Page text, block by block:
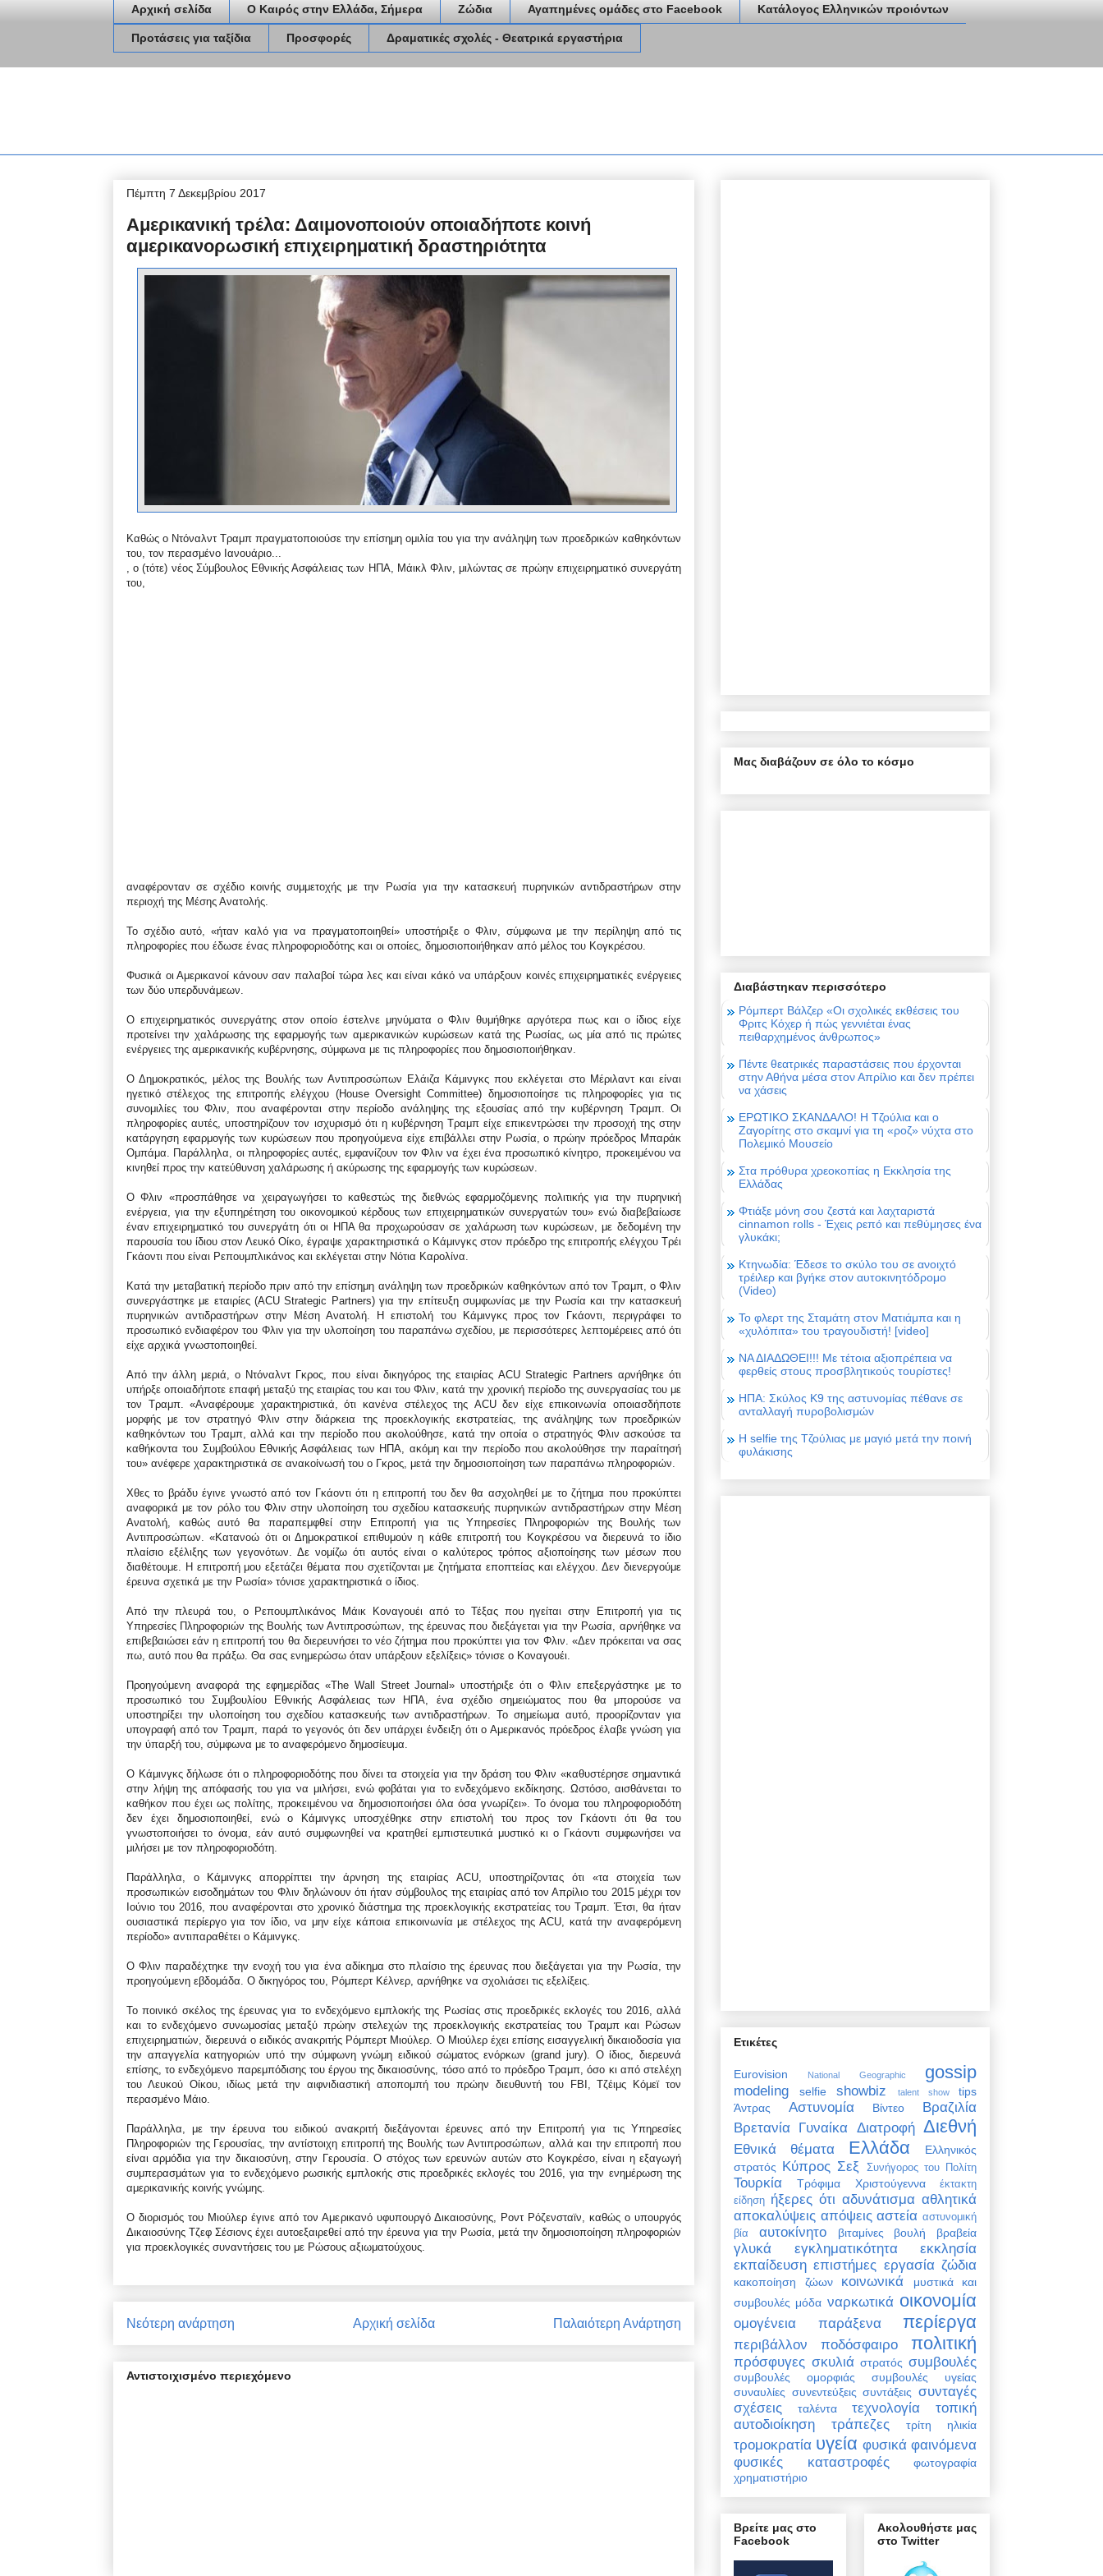
Αρχική σελίδα Ο Καιρός στην Ελλάδα, Σήμερα Ζώδια Αγαπημένες ομάδες στο Facebook Κατάλογος Ελληνικών προιόντων
Προτάσεις για ταξίδια Προσφορές Δραματικές σχολές - Θεατρικά εργαστήρια
Πέμπτη 7 Δεκεμβρίου 2017
Αμερικανική τρέλα: Δαιμονοποιούν οποιαδήποτε κοινή
αμερικανορωσική επιχειρηματική δραστηριότητα
Καθώς ο Ντόναλντ Τραμπ πραγματοποιούσε την επίσημη ομιλία του για την ανάληψη των προεδρικών καθηκόντων
του, τον περασμένο Ιανουάριο...
, ο (τότε) νέος Σύμβουλος Εθνικής Ασφάλειας των ΗΠΑ, Μάικλ Φλιν, μιλώντας σε πρώην επιχειρηματικό συνεργάτη
του,
αναφέρονταν σε σχέδιο κοινής συμμετοχής με την Ρωσία για την κατασκευή πυρηνικών αντιδραστήρων στην
περιοχή της Μέσης Ανατολής.
Το σχέδιο αυτό, «ήταν καλό για να πραγματοποιηθεί» υποστήριξε ο Φλιν, σύμφωνα με την περίληψη από τις
πληροφορίες που έδωσε ένας πληροφοριοδότης και οι οποίες, δημοσιοποιήθηκαν από μέλος του Κογκρέσου.
Φυσικά οι Αμερικανοί κάνουν σαν παλαβοί τώρα λες και είναι κάκό να υπάρξουν κοινές επιχειρηματικές ενέργειες
των δύο υπερδυνάμεων.
Ο επιχειρηματικός συνεργάτης στον οποίο έστελνε μηνύματα ο Φλιν θυμήθηκε αργότερα πως και ο ίδιος είχε
προτείνει την χαλάρωσης της εφαρμογής των αμερικανικών κυρώσεων κατά της Ρωσίας, ως μία από τις πρώτες
ενέργειες της αμερικανικής κυβέρνησης, σύμφωνα με τις πληροφορίες που δημοσιοποιήθηκαν.
Ο Δημοκρατικός, μέλος της Βουλής των Αντιπροσώπων Ελάιζα Κάμινγκς που εκλέγεται στο Μέριλαντ και είναι
ηγετικό στέλεχος της επιτροπής ελέγχου (House Oversight Committee) δημοσιοποίησε τις πληροφορίες για τις
συνομιλίες του Φλιν, που αναφέρονται στην περίοδο ανάληψης της εξουσίας από την κυβέρνηση Τραμπ. Οι
πληροφορίες αυτές, υποστηρίζουν τον ισχυρισμό ότι η κυβέρνηση Τραμπ είχε επικεντρώσει την προσοχή της στην
κατάργηση εφαρμογής των κυρώσεων που προηγούμενα είχε επιβάλλει στην Ρωσία, ο πρώην πρόεδρος Μπαράκ
Ομπάμα. Παράλληλα, οι πληροφορίες αυτές, εμφανίζουν τον Φλιν να έχει ένα προσωπικό κίνητρο, προκειμένου να
κινηθεί προς την κατεύθυνση χαλάρωσης ή ακύρωσης της εφαρμογής των κυρώσεων.
Ο Φλιν «προσπάθησε να χειραγωγήσει το καθεστώς της διεθνώς εφαρμοζόμενης πολιτικής για την πυρηνική
ενέργεια, για την εξυπηρέτηση του οικονομικού κέρδους των επιχειρηματικών συνεργατών του» ενώ διαβεβαίωσε
έναν επιχειρηματικό του συνεργάτη ότι οι ΗΠΑ θα προχωρούσαν σε χαλάρωση των κυρώσεων, με δεδομένη την
παρουσία του ίδιου στον Λευκό Οίκο, έγραψε χαρακτηριστικά ο Κάμινγκς στον πρόεδρο της επιτροπής ελέγχου Τρέι
Γκάοντι που είναι Ρεπουμπλικάνος και εκλέγεται στην Νότια Καρολίνα.
Κατά την μεταβατική περίοδο πριν από την επίσημη ανάληψη των προεδρικών καθηκόντων από τον Τραμπ, ο Φλιν
συνεργάστηκε με εταιρίες (ACU Strategic Partners) για την επίτευξη συμφωνίας με την Ρωσία και την κατασκευή
πυρηνικών αντιδραστήρων στην Μέση Ανατολή. Η επιστολή του Κάμινγκς προς τον Γκάοντι, περιγράφει το
προσωπικό ενδιαφέρον του Φλιν για την υλοποίηση του παραπάνω σχεδίου, με περισσότερες λεπτομέρειες από ότι
είχε αρχικά γνωστοποιηθεί.
Από την άλλη μεριά, ο Ντόναλντ Γκρος, που είναι δικηγόρος της εταιρίας ACU Strategic Partners αρνήθηκε ότι
υπήρξε οποιαδήποτε επαφή μεταξύ της εταιρίας του και του Φλιν, κατά την χρονική περίοδο της συνεργασίας του με
τον Τραμπ. «Αναφέρουμε χαρακτηριστικά, ότι κανένα στέλεχος της ACU δεν είχε επικοινωνία οποιασδήποτε
μορφής με τον στρατηγό Φλιν στην διάρκεια της προεκλογικής εκστρατείας, της ανάληψης των προεδρικών
καθηκόντων του Τραμπ, αλλά και την περίοδο που ακολούθησε, κατά την οποία ο στρατηγός Φλιν ασκούσε τα
καθήκοντα του Συμβούλου Εθνικής Ασφάλειας των ΗΠΑ, ακόμη και την περίοδο που ακολούθησε την παραίτησή
του» ανέφερε χαρακτηριστικά σε ανακοίνωσή του ο Γκρος, μετά την δημοσιοποίηση των παραπάνω πληροφοριών.
Χθες το βράδυ έγινε γνωστό από τον Γκάοντι ότι η επιτροπή του δεν θα ασχοληθεί με το ζήτημα που προκύπτει
αναφορικά με τον ρόλο του Φλιν στην υλοποίηση του σχεδίου κατασκευής πυρηνικών αντιδραστήρων στην Μέση
Ανατολή, καθώς αυτό θα παραπεμφθεί στην Επιτροπή για τις Υπηρεσίες Πληροφοριών της Βουλής των
Αντιπροσώπων. «Κατανοώ ότι οι Δημοκρατικοί επιθυμούν η κάθε επιτροπή του Κογκρέσου να διερευνά το ίδιο
πλαίσιο εξέλιξης των γεγονότων. Δε νομίζω ότι αυτός είναι ο καλύτερος τρόπος αξιοποίησης των μέσων που
διαθέτουμε. Η επιτροπή μου εξετάζει θέματα που σχετίζονται με ζητήματα εποπτείας και ελέγχου. Δεν διενεργούμε
έρευνα σχετικά με την Ρωσία» τόνισε χαρακτηριστικά ο ίδιος.
Από την πλευρά του, ο Ρεπουμπλικάνος Μάικ Κοναγουέι από το Τέξας που ηγείται στην Επιτροπή για τις
Υπηρεσίες Πληροφοριών της Βουλής των Αντιπροσώπων, της έρευνας που διεξάγεται για την Ρωσία, αρνήθηκε να
επιβεβαιώσει εάν η επιτροπή του θα διερευνήσει το νέο ζήτημα που προκύπτει για τον Φλιν. «Δεν πρόκειται να σας
πω, αυτό που θα πράξω. Θα σας ενημερώσω όταν υπάρξουν εξελίξεις» τόνισε ο Κοναγουέι.
Προηγούμενη αναφορά της εφημερίδας «The Wall Street Journal» υποστήριξε ότι ο Φλιν επεξεργάστηκε με το
προσωπικό του Συμβουλίου Εθνικής Ασφάλειας των ΗΠΑ, ένα σχέδιο σημειώματος που θα μπορούσε να
υποστηρίξει την υλοποίηση του σχεδίου κατασκευής των αντιδραστήρων. Το σημείωμα αυτό, προορίζονταν για
υπογραφή από τον Τραμπ, παρά το γεγονός ότι δεν υπάρχει ένδειξη ότι ο Αμερικανός πρόεδρος έλαβε γνώση για
την ύπαρξή του, σύμφωνα με το αναφερόμενο δημοσίευμα.
Ο Κάμινγκς δήλωσε ότι ο πληροφοριοδότης που δίνει τα στοιχεία για την δράση του Φλιν «καθυστέρησε σημαντικά
στην λήψη της απόφασής του για να μιλήσει, ενώ φοβάται για το ενδεχόμενο εκδίκησης. Ωστόσο, αισθάνεται το
καθήκον που έχει ως πολίτης, προκειμένου να δημοσιοποιήσει όλα όσα γνωρίζει». Το όνομα του πληροφοριοδότη
δεν έχει δημοσιοποιηθεί, ενώ ο Κάμινγκς υποσχέθηκε στην επιστολή του προς τον Γκάοντι ότι θα του
γνωστοποιήσει το όνομα, εάν αυτό συμφωνηθεί να κρατηθεί εμπιστευτικά μυστικό κι ο Γκάοντι συμφωνήσει να
μιλήσει με τον πληροφοριοδότη.
Παράλληλα, ο Κάμινγκς απορρίπτει την άρνηση της εταιρίας ACU, υποστηρίζοντας ότι «τα στοιχεία των
προσωπικών εισοδημάτων του Φλιν δηλώνουν ότι ήταν σύμβουλος της εταιρίας από τον Απρίλιο του 2015 μέχρι τον
Ιούνιο του 2016, που αναφέρονται στο χρονικό διάστημα της προεκλογικής εκστρατείας του Τραμπ. Έτσι, θα ήταν
ουσιαστικά περίεργο για τον ίδιο, να μην είχε κάποια επικοινωνία με στέλεχος της ACU, κατά την αναφερόμενη
περίοδο» αντιπαραθέτει ο Κάμινγκς.
Ο Φλιν παραδέχτηκε την ενοχή του για ένα αδίκημα στο πλαίσιο της έρευνας που διεξάγεται για την Ρωσία, την
προηγούμενη εβδομάδα. Ο δικηγόρος του, Ρόμπερτ Κέλνερ, αρνήθηκε να σχολιάσει τις εξελίξεις.
Το ποινικό σκέλος της έρευνας για το ενδεχόμενο εμπλοκής της Ρωσίας στις προεδρικές εκλογές του 2016, αλλά
και το ενδεχόμενο συνωμοσίας μεταξύ πρώην στελεχών της προεκλογικής εκστρατείας του Τραμπ και Ρώσων
επιχειρηματιών, διερευνά ο ειδικός ανακριτής Ρόμπερτ Μιούλερ. Ο Μιούλερ έχει επίσης εισαγγελική δικαιοδοσία για
την απαγγελία κατηγοριών υπό την σύμφωνη γνώμη ειδικού σώματος ενόρκων (grand jury). Ο ίδιος, διερευνά
επίσης, το ενδεχόμενο παρεμπόδισης του έργου της δικαιοσύνης, τόσο από το πρόεδρο Τραμπ, όσο κι από στελέχη
του Λευκού Οίκου, ιδίως μετά την αιφνιδιαστική αποπομπή του πρώην διευθυντή του FBI, Τζέιμς Κόμεϊ τον
περασμένο Μάιο.
Παράλληλα, με την έρευνα του ειδικού ανακριτή διεξάγονται έρευνες από την Επιτροπή για τις Υπηρεσίες
Πληροφοριών της Γερουσίας, την αντίστοιχη επιτροπή της Βουλής των Αντιπροσώπων, αλλά και την επιτροπή που
είναι αρμόδια για την δικαιοσύνη, στην Γερουσία. Ο στόχος των ερευνών αυτών στο Κογκρέσο, είναι η εξαγωγή
συμπερασμάτων για το ενδεχόμενο ρωσικής εμπλοκής στις προεδρικές εκλογές του 2016, για την ενημέρωση της
αμερικανικής κοινής γνώμης.
Ο διορισμός του Μιούλερ έγινε από τον Αμερικανό υφυπουργό Δικαιοσύνης, Ροντ Ρόζενσταϊν, καθώς ο υπουργός
Δικαιοσύνης Τζεφ Σέσιονς έχει αυτοεξαιρεθεί από την έρευνα για την Ρωσία, μετά την δημοσιοποίηση πληροφοριών
για προεκλογικές συναντήσεις του με Ρώσους αξιωματούχους.
Νεότερη ανάρτηση Παλαιότερη Ανάρτηση
Αρχική σελίδα
Αντιστοιχισμένο περιεχόμενο
Μας διαβάζουν σε όλο το κόσμο
Διαβάστηκαν περισσότερο
Ρόμπερτ Βάλζερ «Οι σχολικές εκθέσεις του
Φριτς Κόχερ ή πώς γεννιέται ένας
πειθαρχημένος άνθρωπος»
Πέντε θεατρικές παραστάσεις που έρχονται
στην Αθήνα μέσα στον Απρίλιο και δεν πρέπει
να χάσεις
ΕΡΩΤΙΚΟ ΣΚΑΝΔΑΛΟ! Η Τζούλια και ο
Ζαγορίτης στο σκαμνί για τη «ροζ» νύχτα στο
Πολεμικό Μουσείο
Στα πρόθυρα χρεοκοπίας η Εκκλησία της
Ελλάδας
Φτιάξε μόνη σου ζεστά και λαχταριστά
cinnamon rolls - Έχεις ρεπό και πεθύμησες ένα
γλυκάκι;
Κτηνωδία: Έδεσε το σκύλο του σε ανοιχτό
τρέιλερ και βγήκε στον αυτοκινητόδρομο
(Video)
Το φλερτ της Σταμάτη στον Ματιάμπα και η
«χυλόπιτα» του τραγουδιστή! [video]
ΝΑ ΔΙΑΔΩΘΕΙ!!! Με τέτοια αξιοπρέπεια να
φερθείς στους προσβλητικούς τουρίστες!
ΗΠΑ: Σκύλος Κ9 της αστυνομίας πέθανε σε
ανταλλαγή πυροβολισμών
Η selfie της Τζούλιας με μαγιό μετά την ποινή
φυλάκισης
Ετικέτες
Eurovision National Geographic gossip
modeling selfie showbiz talent show
tips
Άντρας
Αστυνομία Βίντεο
Βραζιλία
Βρετανία Γυναίκα Διατροφή Διεθνή
Εθνικά θέματα Ελλάδα
Ελληνικός
στρατός Κύπρος Σεξ Συνήγορος του Πολίτη
Τουρκία Τρόφιμα Χριστούγεννα
έκτακτη
είδηση ήξερες ότι αδυνάτισμα αθλητικά
αποκαλύψεις απόψεις αστεία αστυνομική
βία
αυτοκίνητο βιταμίνες βουλή βραβεία
γλυκά εγκληματικότητα
εκκλησία
εκπαίδευση επιστήμες εργασία ζώδια
κακοποίηση ζώων κοινωνικά
μυστικά και
συμβουλές μόδα ναρκωτικά οικονομία
ομογένεια παράξενα περίεργα
περιβάλλον ποδόσφαιρο πολιτική
πρόσφυγες σκυλιά στρατός συμβουλές
συμβουλές ομορφιάς
συμβουλές υγείας
συναυλίες συνεντεύξεις συντάξεις συνταγές
σχέσεις
ταλέντα τεχνολογία
τοπική
αυτοδιοίκηση
τράπεζες τρίτη ηλικία
τρομοκρατία υγεία φυσικά φαινόμενα
φυσικές καταστροφές
φωτογραφία
χρηματιστήριο
Βρείτε μας στο
Facebook
Ακολουθήστε μας
στο Twitter